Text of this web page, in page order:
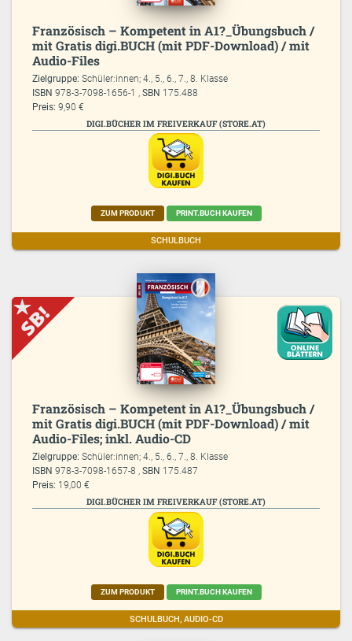
Französisch – Kompetent in A1?_Übungsbuch /
mit Gratis digi.BUCH (mit PDF-Download) / mit
Audio-Files
Zielgruppe:Schüler:innen; 4., 5., 6., 7., 8. Klasse
ISBN978-3-7098-1656-1 ,SBN 175.488
Preis: 9,90 €
DIGI.BÜCHER IM FREIVERKAUF (STORE.AT)
ZUM PRODUKT PRINT.BUCH KAUFEN
SCHULBUCH
Französisch – Kompetent in A1?_Übungsbuch /
mit Gratis digi.BUCH (mit PDF-Download) / mit
Audio-Files; inkl. Audio-CD
Zielgruppe:Schüler:innen; 4., 5., 6., 7., 8. Klasse
ISBN978-3-7098-1657-8 ,SBN 175.487
Preis: 19,00 €
DIGI.BÜCHER IM FREIVERKAUF (STORE.AT)
ZUM PRODUKT PRINT.BUCH KAUFEN
SCHULBUCH, AUDIO-CD